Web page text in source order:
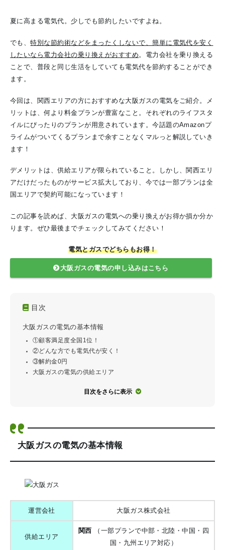
夏に高まる電気代。少しでも節約したいですよね。
でも、特別な節約術などをまったくしないで、簡単に電気代を安く
したいなら電力会社の乗り換えがおすすめ。 電力会社を乗り換える
ことで、普段と同じ生活をしていても電気代を節約することができ
ます。
今回は、関西エリアの方におすすめな大阪ガスの電気をご紹介。メ
リットは、何より料金プランが豊富なこと。それぞれのライフスタ
イルにぴったりのプランが用意されています。今話題のAmazonプ
ライムがついてくるプランまで余すことなくマルっと解説していき
ます！
デメリットは、供給エリアが限られていること。しかし、関西エリ
アだけだったものがサービス拡大しており、今では一部プランは全
国エリアで契約可能になっています！
この記事を読めば、大阪ガスの電気への乗り換えがお得か損か分か
ります。ぜひ最後までチェックしてみてください！
電気とガスでどちらもお得！
大阪ガスの電気の申し込みはこちら
目次
大阪ガスの電気の基本情報
①顧客満足度全国1位！
②どんな方でも電気代が安く！
③解約金0円
大阪ガスの電気の供給エリア
目次をさらに表示
大阪ガスの電気の基本情報
運営会社 大阪ガス株式会社
供給エリア
関西
（一部プランで中部・北陸・中国・四
国・九州エリア対応）